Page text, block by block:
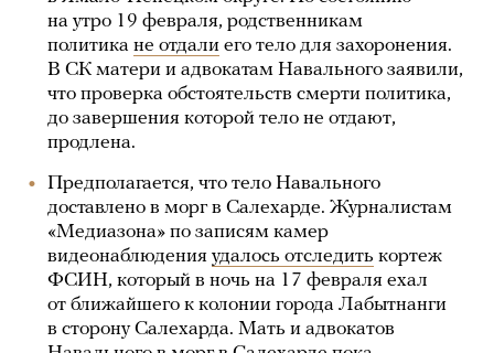
на утро 19 февраля, родственникам
политика не отдали его тело для захоронения.
В СК матери и адвокатам Навального заявили,
что проверка обстоятельств смерти политика,
до завершения которой тело не отдают,
продлена.
Предполагается, что тело Навального
доставлено в морг в Салехарде. Журналистам
«Медиазона» по записям камер
видеонаблюдения удалось отследить кортеж
ФСИН, который в ночь на 17 февраля ехал
от ближайшего к колонии города Лабытнанги
в сторону Салехарда. Мать и адвокатов